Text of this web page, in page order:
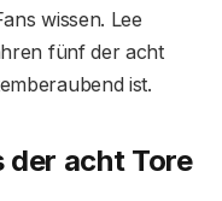
wissen. Lee
fünf der acht
ist.
der acht Tore